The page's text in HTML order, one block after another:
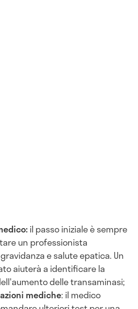
il passo iniziale è sempre
un professionista
e salute epatica. Un
aiuterà a identificare la
delle transaminasi;
mediche: il medico